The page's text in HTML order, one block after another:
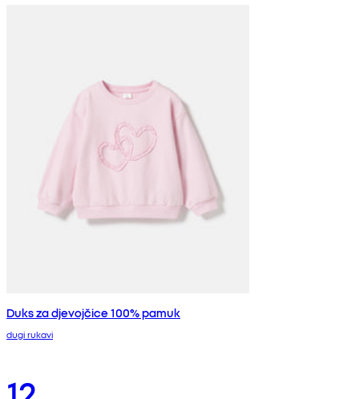
Duks za djevojčice 100% pamuk
dugi rukavi